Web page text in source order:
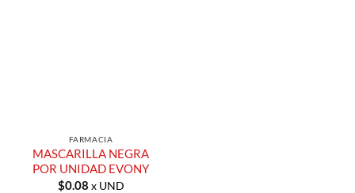
FARMACIA
MASCARILLA NEGRA
POR UNIDAD EVONY
$0.08 x UND